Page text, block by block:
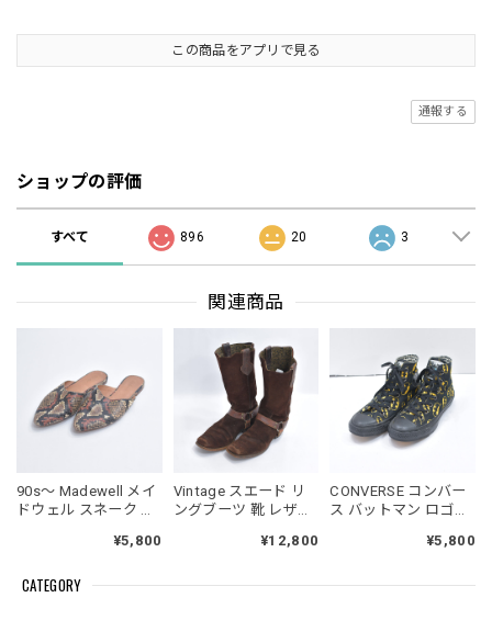
CATEGORY
この商品をアプリで見る
通報する
ショップの評価
すべて 896 20 3
関連商品
90s～ Madewell メイ
ドウェル スネーク デ
ー ミュール ヴィンテ
ール サンダル ビンテ
¥5,800
Vintage スエード リ
ングブーツ 靴 レザー
ジ ハーネスブーツ ダ
ージ 古着 メンズ
¥12,800
CONVERSE コンバー
ス バットマン ロゴ総
オールスター ハイカ
ューズ ヴィンテージ
¥5,800